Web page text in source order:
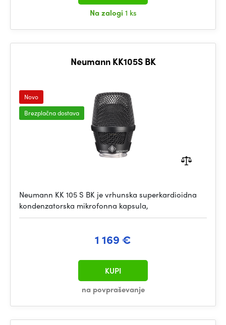
Na zalogi 1 ks
Neumann KK105S BK
Novo
Brezplačna dostava
Neumann KK 105 S BK je vrhunska superkardioidna
kondenzatorska mikrofonna kapsula,
1 169 €
na povpraševanje
KUPI